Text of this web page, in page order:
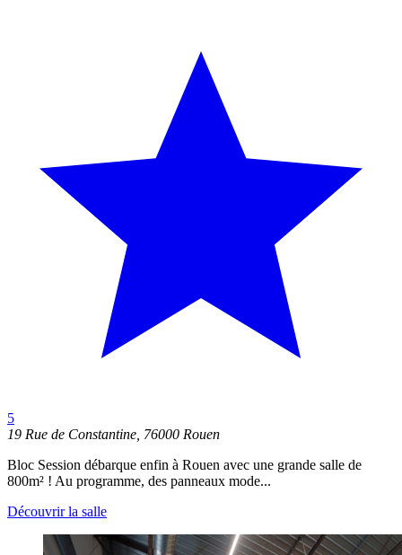
5
19 Rue de Constantine, 76000 Rouen
Bloc Session débarque enfin à Rouen avec une grande salle de
800m² ! Au programme, des panneaux mode...
Découvrir la salle